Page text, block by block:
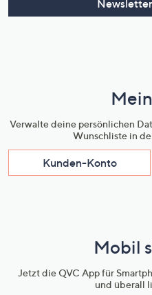
Verwalte deine persönlichen
Wunschliste in
Kunden-Konto
Mobil
Jetzt die QVC App für
und überall